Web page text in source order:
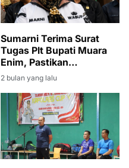
Sumarni Terima Surat
Tugas Plt Bupati Muara
Enim, Pastikan
Pembangunan Tetap
Berjalan
2 bulan yang lalu